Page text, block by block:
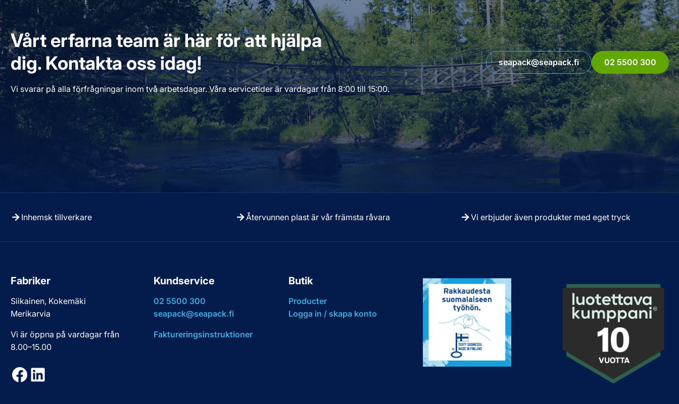
Vårt erfarna team är här för att hjälpa
dig. Kontakta oss idag!
Vi svarar på alla förfrågningar inom två arbetsdagar. Våra servicetider är vardagar från 8:00 till 15:00.
seapack@seapack.fi 02 5500 300
Inhemsk tillverkare Återvunnen plast är vår främsta råvara Vi erbjuder även produkter med eget tryck
Fabriker
Siikainen, Kokemäki
Merikarvia
Vi är öppna på vardagar från
8.00–15.00
Facebook
LinkedIn
Kundservice
02 5500 300
seapack@seapack.fi
Faktureringsinstruktioner
Butik
Producter
Logga in / skapa konto